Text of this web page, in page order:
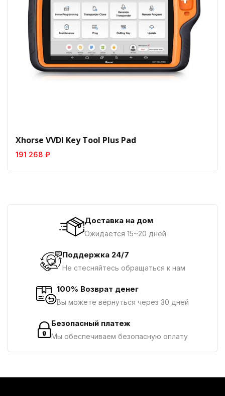
Xhorse VVDI Key Tool Plus Pad
191 268 ₽
Доставка на дом
Ожидается 15~20 дней
Поддержка 24/7
Не стесняйтесь обращаться к нам
100% Возврат денег
Вы можете вернуться через 30 дней
Безопасный платеж
Мы обеспечиваем безопасную оплату